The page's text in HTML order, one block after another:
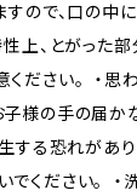
ので、口の中
上、とがった部
ださい。 ・思
様の手の届か
する恐れがあ
ください。 ・